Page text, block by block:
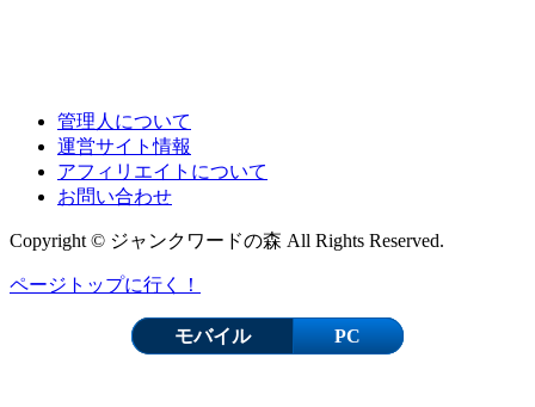
管理人について
運営サイト情報
アフィリエイトについて
お問い合わせ
Copyright © ジャンクワードの森 All Rights Reserved.
ページトップに行く！
モバイル PC